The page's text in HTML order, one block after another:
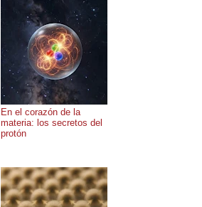
En el corazón de la
materia: los secretos del
protón